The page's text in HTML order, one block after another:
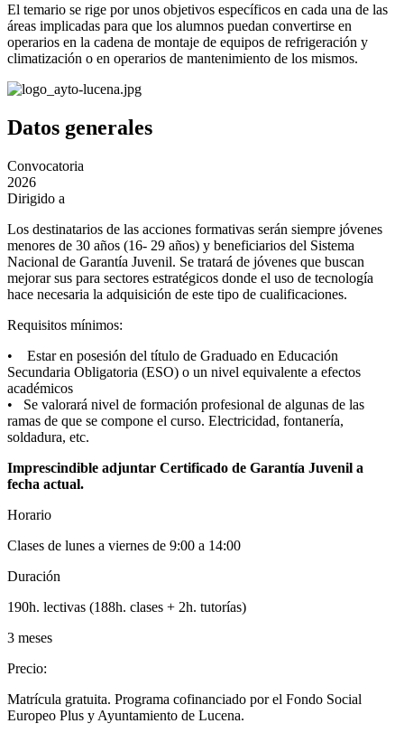
El temario se rige por unos objetivos específicos en cada una de las
áreas implicadas para que los alumnos puedan convertirse en
operarios en la cadena de montaje de equipos de refrigeración y
climatización o en operarios de mantenimiento de los mismos.
Datos generales
Convocatoria
2026
Dirigido a
Los destinatarios de las acciones formativas serán siempre jóvenes
menores de 30 años (16- 29 años) y beneficiarios del Sistema
Nacional de Garantía Juvenil. Se tratará de jóvenes que buscan
mejorar sus para sectores estratégicos donde el uso de tecnología
hace necesaria la adquisición de este tipo de cualificaciones.
Requisitos mínimos:
• Estar en posesión del título de Graduado en Educación
Secundaria Obligatoria (ESO) o un nivel equivalente a efectos
académicos
• Se valorará nivel de formación profesional de algunas de las
ramas de que se compone el curso. Electricidad, fontanería,
soldadura, etc.
Imprescindible adjuntar Certificado de Garantía Juvenil a
fecha actual.
Horario
Clases de lunes a viernes de 9:00 a 14:00
Duración
190h. lectivas (188h. clases + 2h. tutorías)
3 meses
Precio:
Matrícula gratuita. Programa cofinanciado por el Fondo Social
Europeo Plus y Ayuntamiento de Lucena.